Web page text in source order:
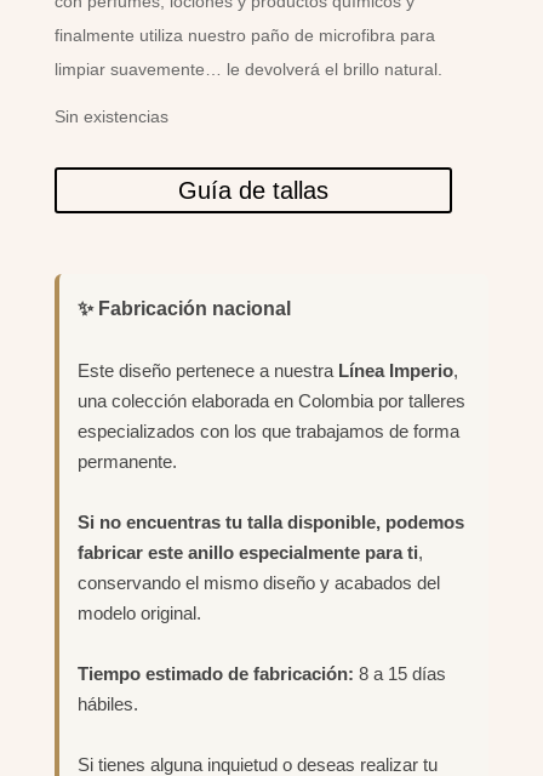
finalmente utiliza nuestro paño de microfibra para
limpiar suavemente… le devolverá el brillo natural.
Sin existencias
Guía de tallas
✨ Fabricación nacional
Este diseño pertenece a nuestra Línea Imperio,
una colección elaborada en Colombia por talleres
especializados con los que trabajamos de forma
permanente.
Si no encuentras tu talla disponible, podemos
fabricar este anillo especialmente para ti,
conservando el mismo diseño y acabados del
modelo original.
Tiempo estimado de fabricación: 8 a 15 días
hábiles.
Si tienes alguna inquietud o deseas realizar tu